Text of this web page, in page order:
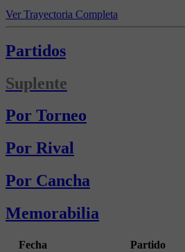
Ver Trayectoria Completa
Partidos
Suplente
Por Torneo
Por Rival
Por Cancha
Memorabilia
Fecha Partido